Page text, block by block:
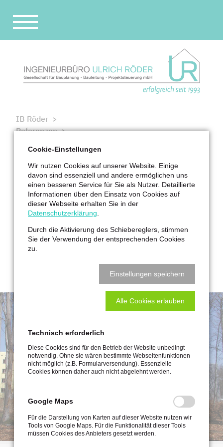
überspringen
UNTERNEHMEN
KONTAKT
IB Röder
Referenzen
Schule für Körperbehinderte, Fischhausstr. 12 in
Dresden
2003–2004
Schule für Körperbehinderte, Fischhausstr. 12 in
Dresden
Umbau und Sanierung Körperbehindertenschule,
Leistungsumfang: LP 7 – 9 / EnEV /
Brandschutzkonzept, Farbkonzept
Baukosten: 5,1 Mio. EUR
Cookie-Einstellungen
Wir nutzen Cookies auf unserer Website. Einige
davon sind essenziell und andere ermöglichen uns
einen besseren Service für Sie als Nutzer. Detaillierte
Informationen über den Einsatz von Cookies auf
dieser Webseite erhalten Sie in der
Datenschutzerklärung
Durch die Aktivierung des Schiebereglers, stimmen
Sie der Verwendung der entsprechenden Cookies
zu.
Einstellungen speichern
Alle Cookies erlauben
Technisch erforderlich
Diese Cookies sind für den Betrieb der Website unbedingt
notwendig. Ohne sie wären bestimmte Webseitenfunktionen
nicht möglich (z.B. Formularversendung). Essenzielle
Cookies können daher auch nicht abgelehnt werden.
Google Maps
Für die Darstellung von Karten auf dieser Website nutzen wir
Tools von Google Maps. Für die Funktionalität dieser Tools
müssen Cookies des Anbieters gesetzt werden.